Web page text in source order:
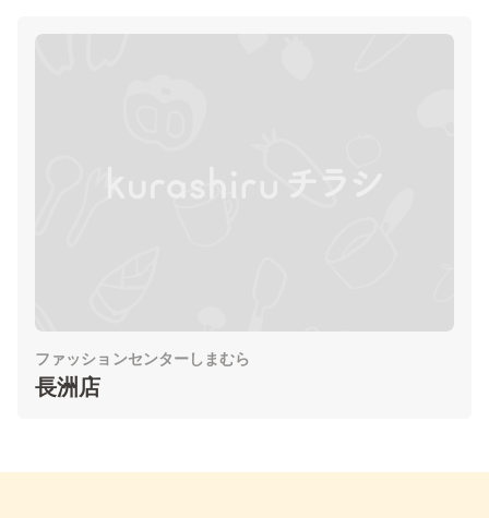
ファッションセンターしまむら
長洲店